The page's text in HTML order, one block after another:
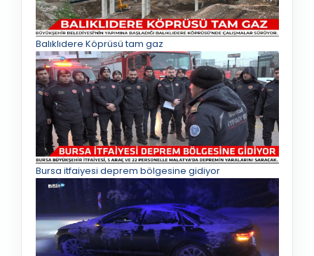
Balıklıdere Köprüsü tam gaz
Bursa itfaiyesi deprem bölgesine gidiyor